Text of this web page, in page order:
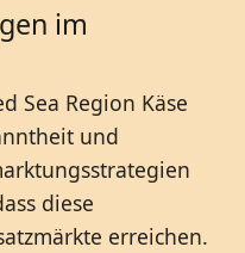
im
Sea Region Käse
und
diese
erreichen.